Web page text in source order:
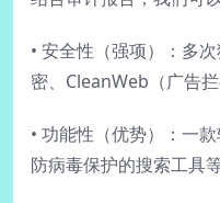
• 安全性（强项）：多
密、CleanWeb（广告
• 功能性（优势）：一
防病毒保护的搜索工具等